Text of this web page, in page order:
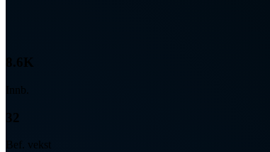
8.6K
Innb.
32
Bef. vekst